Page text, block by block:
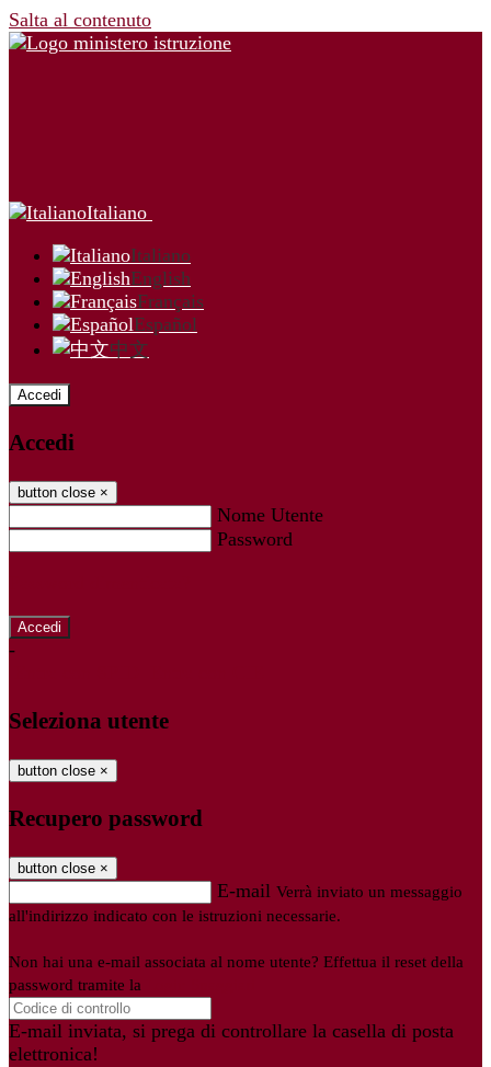
Salta al contenuto
Italiano
Italiano
English
Français
Español
中文
Accedi
Accedi
button close ×
Nome Utente
Password
-
Seleziona utente
button close ×
Recupero password
button close ×
E-mail Verrà inviato un messaggio
all'indirizzo indicato con le istruzioni necessarie.
Non hai una e-mail associata al nome utente? Effettua il reset della
password tramite la
E-mail inviata, si prega di controllare la casella di posta
elettronica!